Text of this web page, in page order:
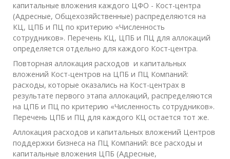
капитальные вложения каждого ЦФО - Кост-центра
(Адресные, Общехозяйственные) распределяются на
КЦ, ЦПБ и ПЦ по критерию «Численность
сотрудников». Перечень КЦ, ЦПБ и ПЦ для аллокаций
определяется отдельно для каждого Кост-центра.
Повторная аллокация расходов и капитальных
вложений Кост-центров на ЦПБ и ПЦ Компаний:
расходы, которые оказались на Кост-центрах в
результате первого этапа аллокаций, распределяются
на ЦПБ и ПЦ по критерию «Численность сотрудников».
Перечень ЦПБ и ПЦ для каждого КЦ остается тот же.
Аллокация расходов и капитальных вложений Центров
поддержки бизнеса на ПЦ Компаний: все расходы и
капитальные вложения ЦПБ (Адресные,